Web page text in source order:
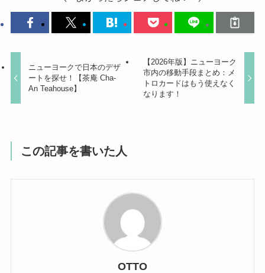
ニューヨークで日本のデザ
ートを探せ！【茶庵 Cha-
An Teahouse】
【2026年版】ニューヨーク
市内の移動手段まとめ：メ
トロカードはもう使えなく
なります！
この記事を書いた人
OTTO